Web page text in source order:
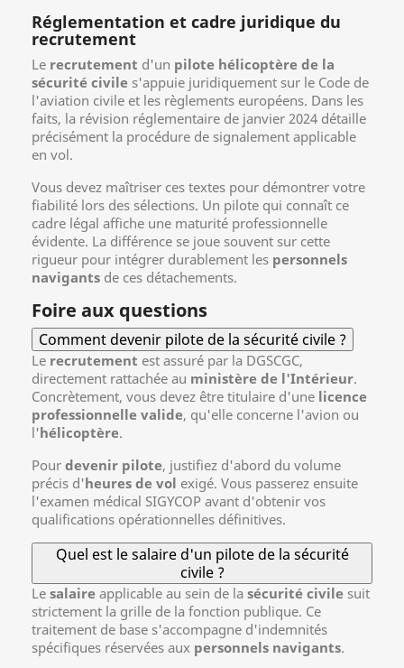
Réglementation et cadre juridique du
recrutement
Le recrutement d'un pilote hélicoptère de la
sécurité civile s'appuie juridiquement sur le Code de
l'aviation civile et les règlements européens. Dans les
faits, la révision réglementaire de janvier 2024 détaille
précisément la procédure de signalement applicable
en vol.
Vous devez maîtriser ces textes pour démontrer votre
fiabilité lors des sélections. Un pilote qui connaît ce
cadre légal affiche une maturité professionnelle
évidente. La différence se joue souvent sur cette
rigueur pour intégrer durablement les personnels
navigants de ces détachements.
Foire aux questions
Comment devenir pilote de la sécurité civile ?
Le recrutement est assuré par la DGSCGC,
directement rattachée au ministère de l'Intérieur.
Concrètement, vous devez être titulaire d'une licence
professionnelle valide, qu'elle concerne l'avion ou
l'hélicoptère.
Pour devenir pilote, justifiez d'abord du volume
précis d'heures de vol exigé. Vous passerez ensuite
l'examen médical SIGYCOP avant d'obtenir vos
qualifications opérationnelles définitives.
Quel est le salaire d'un pilote de la sécurité
civile ?
Le salaire applicable au sein de la sécurité civile suit
strictement la grille de la fonction publique. Ce
traitement de base s'accompagne d'indemnités
spécifiques réservées aux personnels navigants.